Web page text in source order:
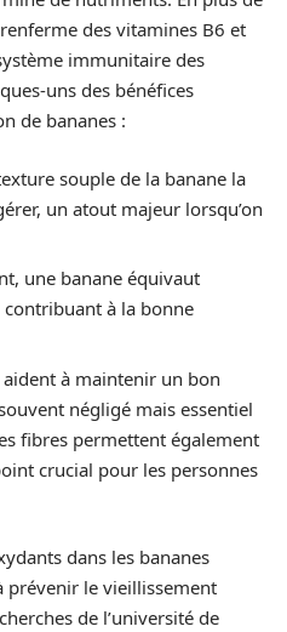
des vitamines B6 et
immunitaire des
uns des bénéfices
de bananes :
souple de la banane la
un atout majeur lorsqu’on
une banane équivaut
contribuant à la bonne
aident à maintenir un bon
négligé mais essentiel
fibres permettent également
crucial pour les personnes
dans les bananes
prévenir le vieillissement
de l’université de